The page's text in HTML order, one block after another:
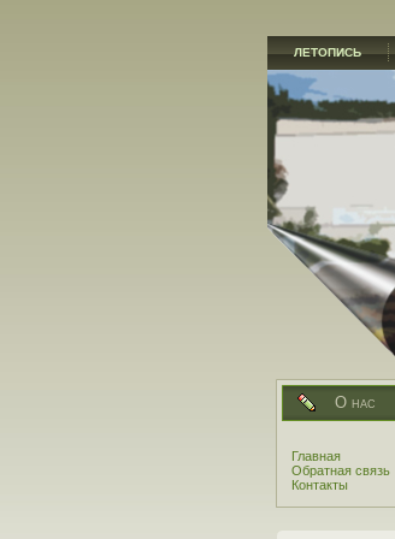
ЛЕТОПИСЬ
О нас
Главная
Обратная связь
Контакты